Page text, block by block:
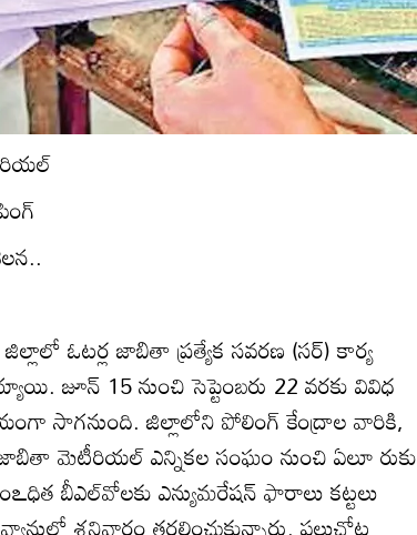
ఓటర్ల జాబితా ప్రత్యేక సవరణ (సర్‌) కార్య
జూన్‌ 15 నుంచి సెప్టెంబరు 22 వరకు వివిధ
సాగనుంది. జిల్లాలోని పోలింగ్‌ కేంద్రాల వారికి,
మెటీరియల్‌ ఎన్నికల సంఘం నుంచి ఏలూ రుకు
బీఎల్‌వోలకు ఎన్యుమరేషన్‌ ఫారాలు కట్టలు